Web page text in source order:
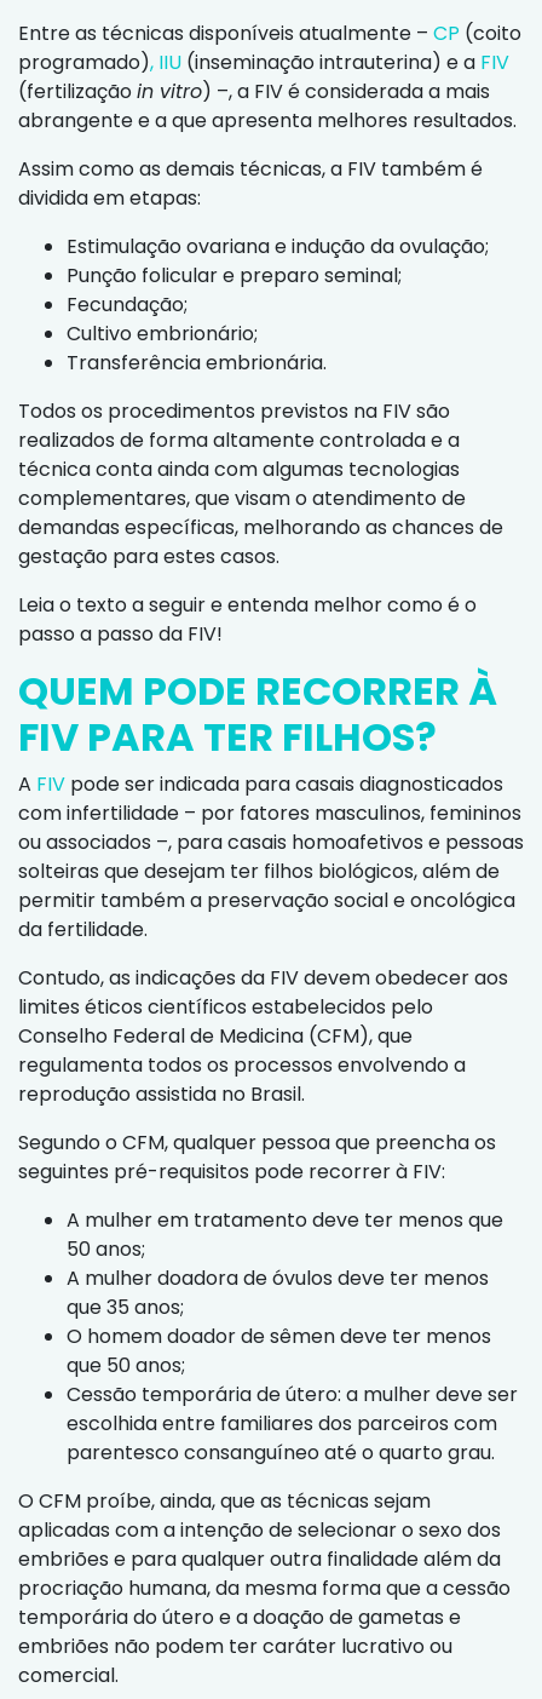
Entre as técnicas disponíveis atualmente – CP (coito
programado), IIU (inseminação intrauterina) e a FIV
(fertilizaçãoin vitro) –, a FIV é considerada a mais
abrangente e a que apresenta melhores resultados.
Assim como as demais técnicas, a FIV também é
dividida em etapas:
Estimulação ovariana e indução da ovulação;
Punção folicular e preparo seminal;
Fecundação;
Cultivo embrionário;
Transferência embrionária.
Todos os procedimentos previstos na FIV são
realizados de forma altamente controlada e a
técnica conta ainda com algumas tecnologias
complementares, que visam o atendimento de
demandas específicas, melhorando as chances de
gestação para estes casos.
Leia o texto a seguir e entenda melhor como é o
passo a passo da FIV!
QUEM PODE RECORRER À
FIV PARA TER FILHOS?
A FIV pode ser indicada para casais diagnosticados
com infertilidade – por fatores masculinos, femininos
ou associados –, para casais homoafetivos e pessoas
solteiras que desejam ter filhos biológicos, além de
permitir também a preservação social e oncológica
da fertilidade.
Contudo, as indicações da FIV devem obedecer aos
limites éticos científicos estabelecidos pelo
Conselho Federal de Medicina (CFM), que
regulamenta todos os processos envolvendo a
reprodução assistida no Brasil.
Segundo o CFM, qualquer pessoa que preencha os
seguintes pré-requisitos pode recorrer à FIV:
A mulher em tratamento deve ter menos que
50 anos;
A mulher doadora de óvulos deve ter menos
que 35 anos;
O homem doador de sêmen deve ter menos
que 50 anos;
Cessão temporária de útero: a mulher deve ser
escolhida entre familiares dos parceiros com
parentesco consanguíneo até o quarto grau.
O CFM proíbe, ainda, que as técnicas sejam
aplicadas com a intenção de selecionar o sexo dos
embriões e para qualquer outra finalidade além da
procriação humana, da mesma forma que a cessão
temporária do útero e a doação de gametas e
embriões não podem ter caráter lucrativo ou
comercial.